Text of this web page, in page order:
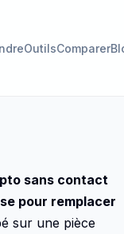
OutilsComparer
sans contact
pour remplacer
sur une pièce